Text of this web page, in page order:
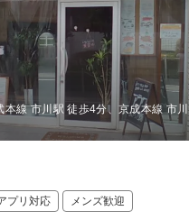
本線 市川駅 徒歩4分、京成本線 市
プリ対応 メンズ歓迎